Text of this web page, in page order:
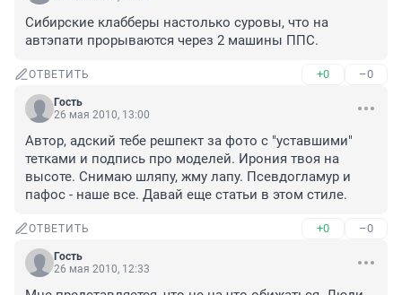
Сибирские клабберы настолько суровы, что на
автэпати прорываются через 2 машины ППС.
ОТВЕТИТЬ +0 –0
Гость
26 мая 2010, 13:00
Автор, адский тебе решпект за фото с "уставшими"
тетками и подпись про моделей. Ирония твоя на
высоте. Снимаю шляпу, жму лапу. Псевдогламур и
пафос - наше все. Давай еще статьи в этом стиле.
ОТВЕТИТЬ +0 –0
Гость
26 мая 2010, 12:33